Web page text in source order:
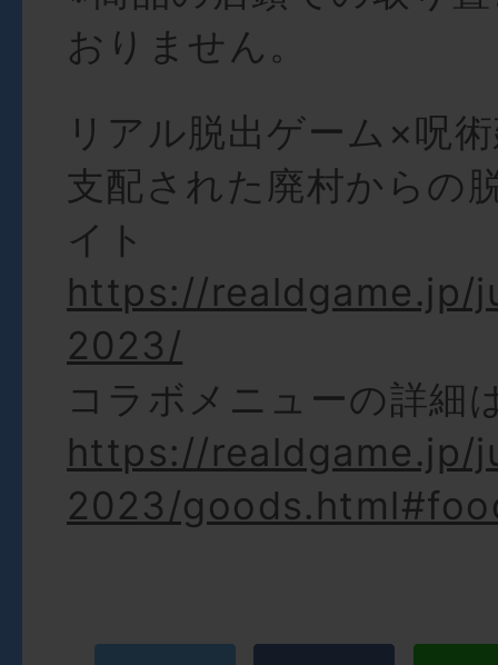
おりません。
リアル脱出ゲーム×呪
支配された廃村からの
イト
https://realdgame.jp/
2023/
コラボメニューの詳細
https://realdgame.jp/
2023/